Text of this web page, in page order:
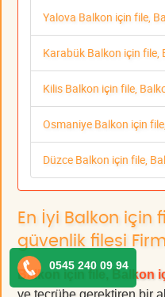
Yalova Balkon için file,
Karabük Balkon için file,
Kilis Balkon için file,
Osmaniye Balkon için
Düzce Balkon için file,
En İyi Balkon için
güvenlik filesi
Balkon için file, Balkon
0545 240 09 94